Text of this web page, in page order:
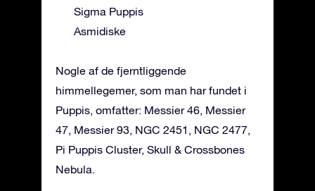
Sigma Puppis
Asmidiske
Nogle af de fjerntliggende
himmellegemer, som man har fundet i
Puppis, omfatter: Messier 46, Messier
47, Messier 93, NGC 2451, NGC 2477,
Pi Puppis Cluster, Skull & Crossbones
Nebula.